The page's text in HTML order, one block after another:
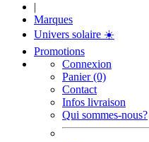
|
Marques
Univers solaire ☀️
Promotions
Connexion
Panier (0)
Contact
Infos livraison
Qui sommes-nous?